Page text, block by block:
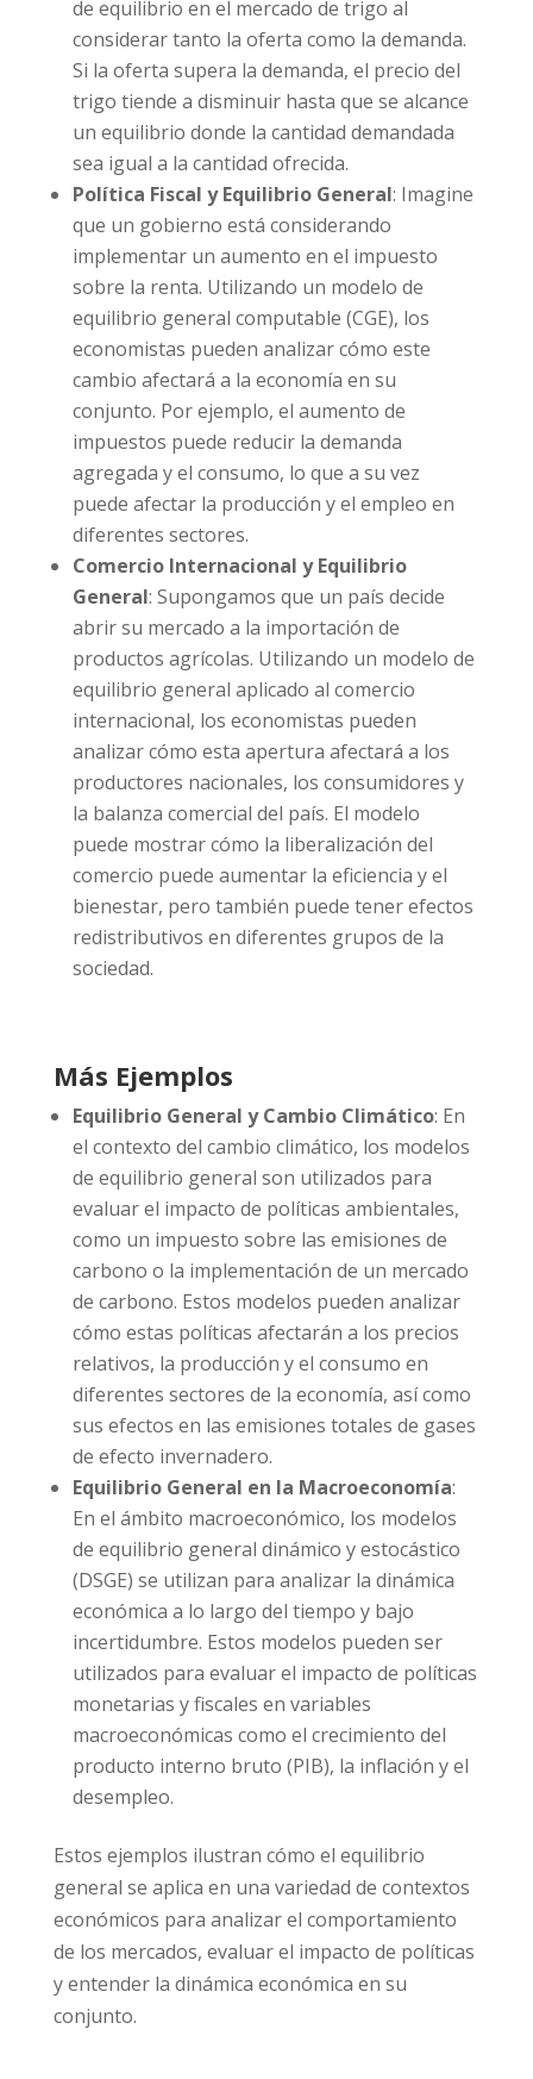
de equilibrio en el mercado de trigo al
considerar tanto la oferta como la demanda.
Si la oferta supera la demanda, el precio del
trigo tiende a disminuir hasta que se alcance
un equilibrio donde la cantidad demandada
sea igual a la cantidad ofrecida.
Política Fiscal y Equilibrio General: Imagine
que un gobierno está considerando
implementar un aumento en el impuesto
sobre la renta. Utilizando un modelo de
equilibrio general computable (CGE), los
economistas pueden analizar cómo este
cambio afectará a la economía en su
conjunto. Por ejemplo, el aumento de
impuestos puede reducir la demanda
agregada y el consumo, lo que a su vez
puede afectar la producción y el empleo en
diferentes sectores.
Comercio Internacional y Equilibrio
General: Supongamos que un país decide
abrir su mercado a la importación de
productos agrícolas. Utilizando un modelo de
equilibrio general aplicado al comercio
internacional, los economistas pueden
analizar cómo esta apertura afectará a los
productores nacionales, los consumidores y
la balanza comercial del país. El modelo
puede mostrar cómo la liberalización del
comercio puede aumentar la eficiencia y el
bienestar, pero también puede tener efectos
redistributivos en diferentes grupos de la
sociedad.
Más Ejemplos
Equilibrio General y Cambio Climático: En
el contexto del cambio climático, los modelos
de equilibrio general son utilizados para
evaluar el impacto de políticas ambientales,
como un impuesto sobre las emisiones de
carbono o la implementación de un mercado
de carbono. Estos modelos pueden analizar
cómo estas políticas afectarán a los precios
relativos, la producción y el consumo en
diferentes sectores de la economía, así como
sus efectos en las emisiones totales de gases
de efecto invernadero.
Equilibrio General en la Macroeconomía:
En el ámbito macroeconómico, los modelos
de equilibrio general dinámico y estocástico
(DSGE) se utilizan para analizar la dinámica
económica a lo largo del tiempo y bajo
incertidumbre. Estos modelos pueden ser
utilizados para evaluar el impacto de políticas
monetarias y fiscales en variables
macroeconómicas como el crecimiento del
producto interno bruto (PIB), la inflación y el
desempleo.
Estos ejemplos ilustran cómo el equilibrio
general se aplica en una variedad de contextos
económicos para analizar el comportamiento
de los mercados, evaluar el impacto de políticas
y entender la dinámica económica en su
conjunto.